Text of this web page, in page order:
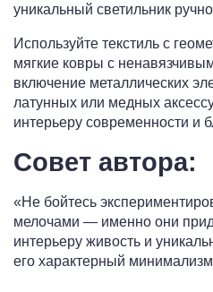
уникальный светильник
Используйте текстиль с
мягкие ковры с
включение металлических
латунных или медных
интерьеру современности и
Совет автора:
«Не бойтесь
мелочами — именно они
интерьеру живость и
его характерный